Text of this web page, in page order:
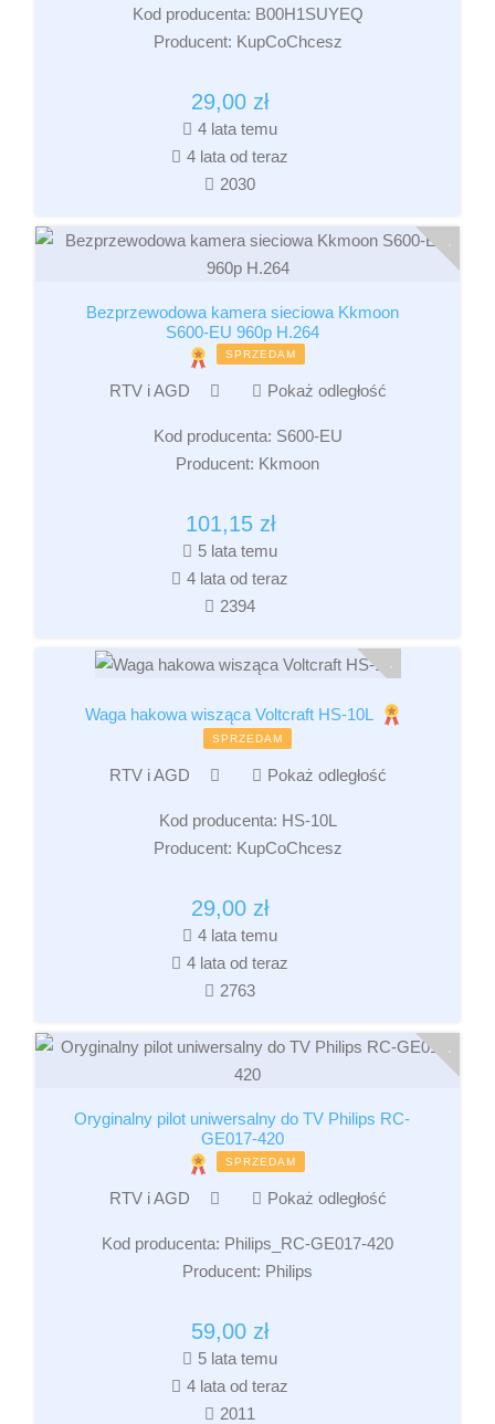
Kod producenta: B00H1SUYEQ
Producent: KupCoChcesz
29,00 zł
4 lata temu
4 lata od teraz
2030
Bezprzewodowa kamera sieciowa Kkmoon
S600-EU 960p H.264
SPRZEDAM
RTV i AGD Pokaż odległość
Kod producenta: S600-EU
Producent: Kkmoon
101,15 zł
5 lata temu
4 lata od teraz
2394
Waga hakowa wisząca Voltcraft HS-10L
SPRZEDAM
RTV i AGD Pokaż odległość
Kod producenta: HS-10L
Producent: KupCoChcesz
29,00 zł
4 lata temu
4 lata od teraz
2763
Oryginalny pilot uniwersalny do TV Philips RC-
GE017-420
SPRZEDAM
RTV i AGD Pokaż odległość
Kod producenta: Philips_RC-GE017-420
Producent: Philips
59,00 zł
5 lata temu
4 lata od teraz
2011